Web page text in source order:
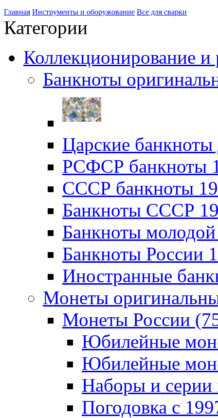
Главная Инструменты и оборужование Все для сварки
Категории
Коллекционирование и
Банкноты
Царские
РСФСР банкноты
CССР банкноты
Банкноты CCCР
Банкноты
Банкноты России
Иностранные
Монеты
Монеты России
Юбилейные
Юбилейные
Наборы и серии
Погодовка c